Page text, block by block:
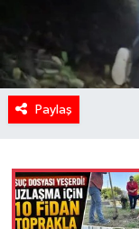
Paylaş
KÜLTÜR
MAGAZİN
Oyun
RESMİ